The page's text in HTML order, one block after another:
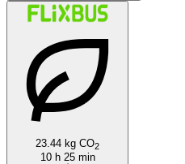
23.44 kg CO2
10 h 25 min